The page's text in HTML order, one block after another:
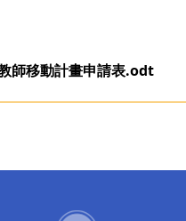
師移動計畫申請表.odt